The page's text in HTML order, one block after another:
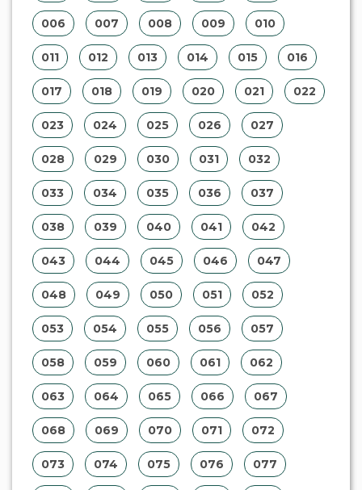
006 007 008 009 010
011 012 013 014 015 016
017 018 019 020 021 022
023 024 025 026 027
028 029 030 031 032
033 034 035 036 037
038 039 040 041 042
043 044 045 046 047
048 049 050 051 052
053 054 055 056 057
058 059 060 061 062
063 064 065 066 067
068 069 070 071 072
073 074 075 076 077